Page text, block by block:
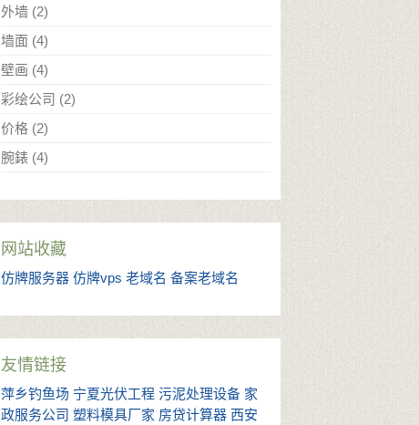
外墙 (2)
墙面 (4)
壁画 (4)
彩绘公司 (2)
价格 (2)
腕錶 (4)
网站收藏
仿牌服务器 仿牌vps 老域名 备案老域名
友情链接
萍乡钓鱼场 宁夏光伏工程 污泥处理设备 家
政服务公司 塑料模具厂家 房贷计算器 西安